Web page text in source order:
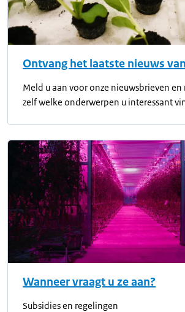
Ontvang het laatste nieuws
Meld u aan voor onze nieuwsbrieven
zelf welke onderwerpen u interessant
Wanneer vraagt u ze aan?
Subsidies en regelingen